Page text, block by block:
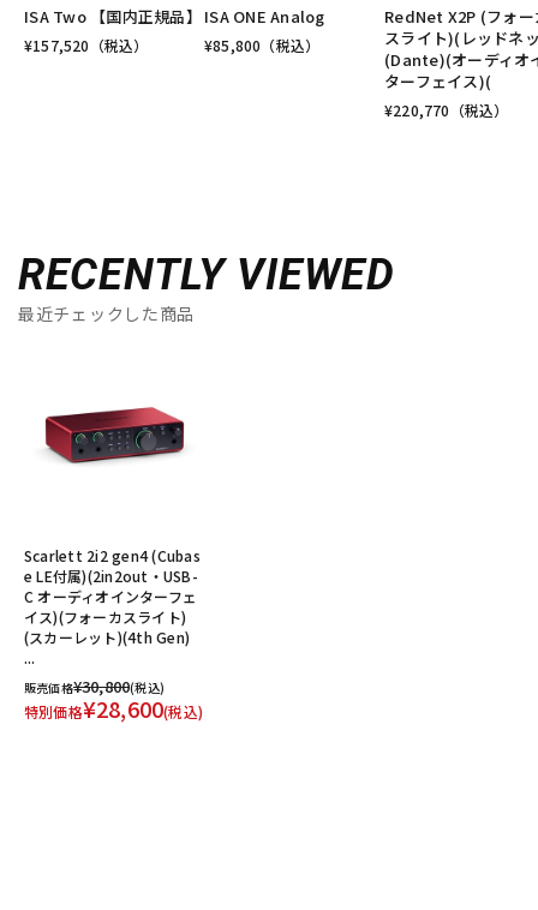
ISA Two 【国内正規品】
¥157,520 （税込）
ISA ONE Analog
¥85,800 （税込）
RedNet X2P (フォー
スライト)(レッドネ
(Dante)(オーディオ
ターフェイス)(
¥220,770 （税込）
RECENTLY VIEWED
最近チェックした商品
Scarlett 2i2 gen4 (Cubas
e LE付属)(2in2out・USB-
C オーディオインターフェ
イス)(フォーカスライト)
(スカーレット)(4th Gen)
...
販売価格¥30,800(税込)
特別価格¥28,600(税込)